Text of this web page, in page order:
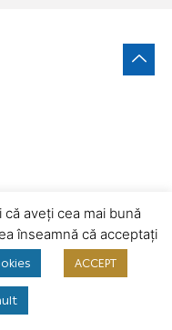
aveți cea mai bună
înseamnă că acceptați
ACCEPT